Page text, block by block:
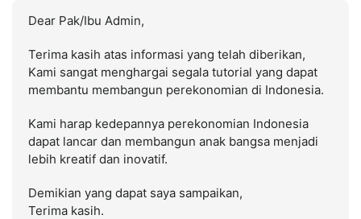
Dear Pak/Ibu Admin,
Terima kasih atas informasi yang telah diberikan,
Kami sangat menghargai segala tutorial yang dapat
membantu membangun perekonomian di Indonesia.
Kami harap kedepannya perekonomian Indonesia
dapat lancar dan membangun anak bangsa menjadi
lebih kreatif dan inovatif.
Demikian yang dapat saya sampaikan,
Terima kasih.